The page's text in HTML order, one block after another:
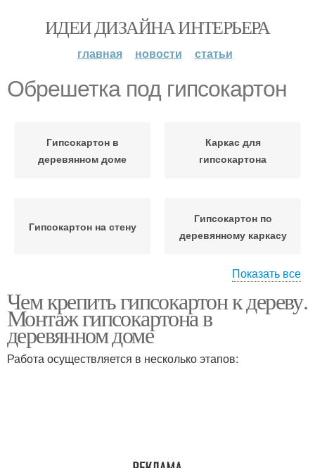
ИДЕИ ДИЗАЙНА ИНТЕРЬЕРА
главная новости статьи
Обрешетка под гипсокартон
Гипсокартон в
деревянном доме
Каркас для
гипсокартона
Гипсокартон на стену
Гипсокартон по
деревянному каркасу
гипсокартона
гипсокартона
Показать все
Чем крепить гипсокартон к дереву.
Монтаж гипсокартона в
деревянном доме
Работа осуществляется в несколько этапов: